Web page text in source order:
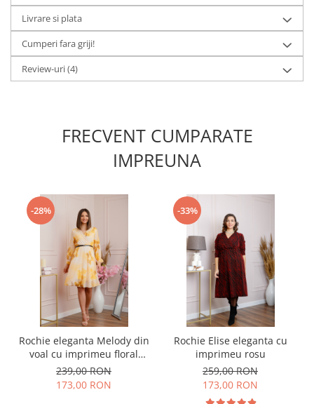
Livrare si plata
Cumperi fara griji!
Review-uri(4)
FRECVENT CUMPARATE
IMPREUNA
-28%
Rochie eleganta Melody din
voal cu imprimeu floral
galben si bust petrecut
239,00 RON
173,00 RON
-33%
Rochie Elise eleganta cu
imprimeu rosu
259,00 RON
173,00 RON